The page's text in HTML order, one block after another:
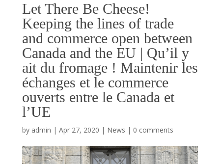
Let There Be Cheese!
Keeping the lines of trade
and commerce open between
Canada and the EU | Qu’il y
ait du fromage ! Maintenir les
échanges et le commerce
ouverts entre le Canada et
l’UE
by admin | Apr 27, 2020 | News | 0 comments